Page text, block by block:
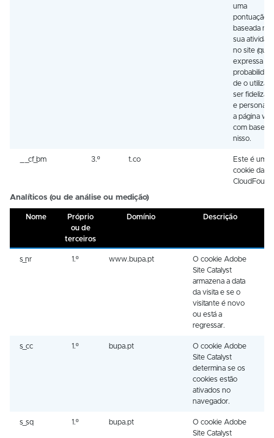
uma
pontuação
baseada na
sua
no site (que
expressa a
de o
ser
e
a página
com base
nisso.
__cf_bm 3.º t.co
Este é um
cookie da
Analíticos (ou de análise ou medição)
Nome
Próprio
ou de
terceiros
Domínio Descrição
s_nr 1.º www.bupa.pt
O cookie Adobe
Site Catalyst
armazena a data
da visita e se o
visitante é novo
ou está a
regressar.
s_cc 1.º bupa.pt
O cookie Adobe
Site Catalyst
determina se os
cookies estão
ativados no
navegador.
s_sq 1.º bupa.pt
O cookie Adobe
Site Catalyst